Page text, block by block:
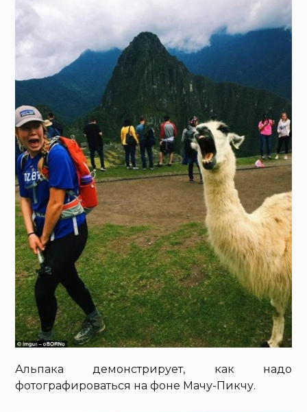
Альпака демонстрирует, как надо
фотографироваться на фоне Мачу-Пикчу.